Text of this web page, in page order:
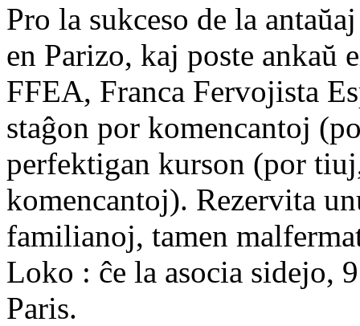
Pro la sukceso de la
en Parizo, kaj poste ankaŭ
FFEA, Franca Fervojista
staĝon por komencantoj
perfektigan kurson (por
komencantoj). Rezervita
familianoj, tamen
Loko : ĉe la asocia sidejo,
Paris.